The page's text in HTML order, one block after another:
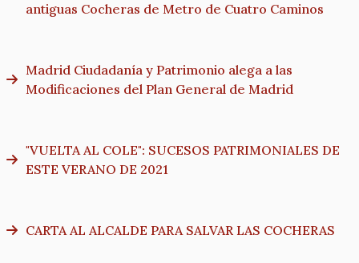
antiguas Cocheras de Metro de Cuatro Caminos
Madrid Ciudadanía y Patrimonio alega a las
Modificaciones del Plan General de Madrid
"VUELTA AL COLE": SUCESOS PATRIMONIALES DE
ESTE VERANO DE 2021
CARTA AL ALCALDE PARA SALVAR LAS COCHERAS